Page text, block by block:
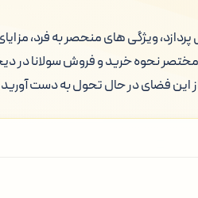
ویژگی های منحصر به فرد،
نحوه خرید و فروش سولانا در
این فضای در حال تحول به دست